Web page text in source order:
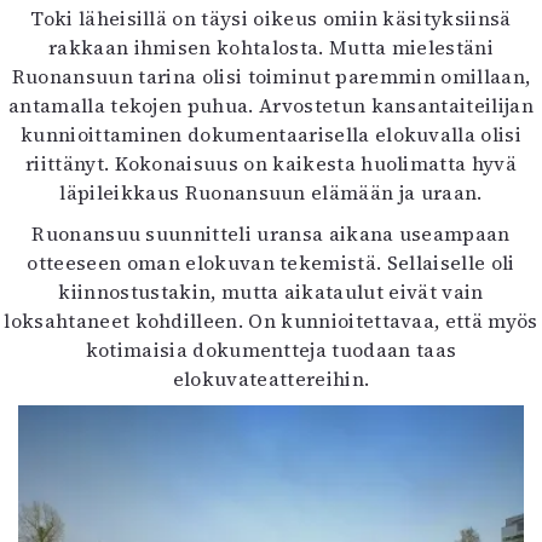
Toki läheisillä on täysi oikeus omiin käsityksiinsä
rakkaan ihmisen kohtalosta. Mutta mielestäni
Ruonansuun tarina olisi toiminut paremmin omillaan,
antamalla tekojen puhua. Arvostetun kansantaiteilijan
kunnioittaminen dokumentaarisella elokuvalla olisi
riittänyt. Kokonaisuus on kaikesta huolimatta hyvä
läpileikkaus Ruonansuun elämään ja uraan.
Ruonansuu suunnitteli uransa aikana useampaan
otteeseen oman elokuvan tekemistä. Sellaiselle oli
kiinnostustakin, mutta aikataulut eivät vain
loksahtaneet kohdilleen. On kunnioitettavaa, että myös
kotimaisia dokumentteja tuodaan taas
elokuvateattereihin.